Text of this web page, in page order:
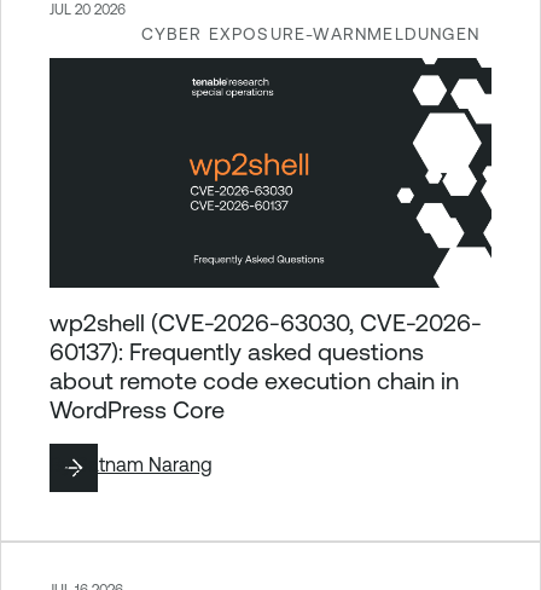
CYBER EXPOSURE-WARNMELDUNGEN
JUL 20 2026
wp2shell (CVE-2026-63030, CVE-2026-
60137): Frequently asked questions
about remote code execution chain in
WordPress Core
BySatnam Narang